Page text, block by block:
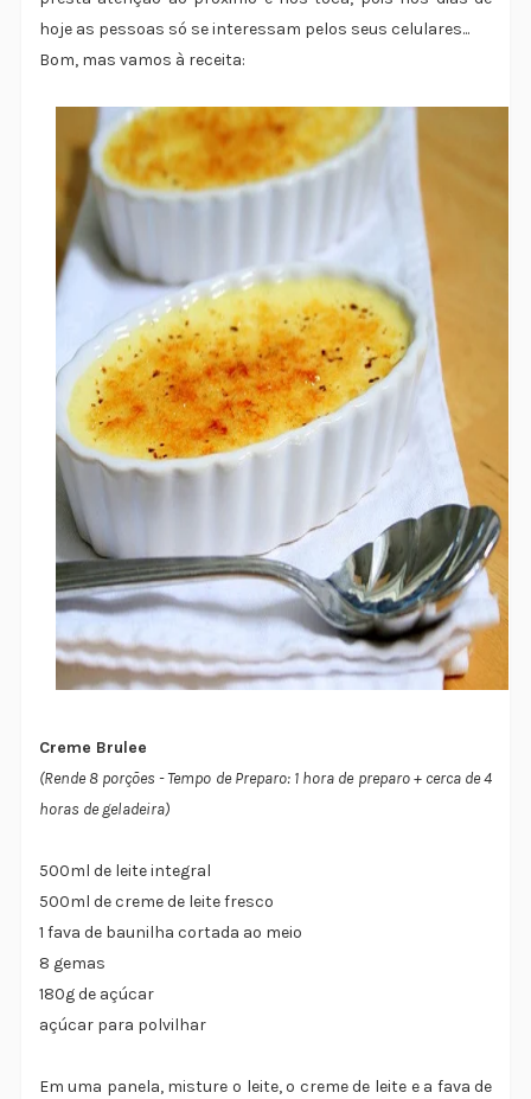
hoje as pessoas só se interessam pelos seus celulares...
Bom, mas vamos à receita:
Creme Brulee
(Rende 8 porções - Tempo de Preparo: 1 hora de preparo + cerca de 4
horas de geladeira)
500ml de leite integral
500ml de creme de leite fresco
1 fava de baunilha cortada ao meio
8 gemas
180g de açúcar
açúcar para polvilhar
Em uma panela, misture o leite, o creme de leite e a fava de